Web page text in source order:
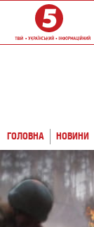
ГОЛОВНА НОВИНИ